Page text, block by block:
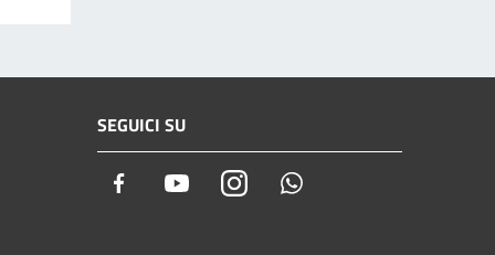
SEGUICI SU
Facebook YoutubeInstagram